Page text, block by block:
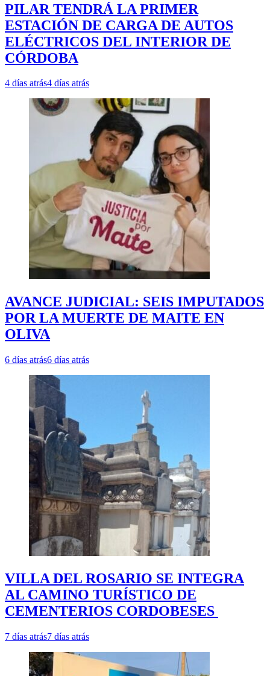
PILAR TENDRÁ LA PRIMER
ESTACIÓN DE CARGA DE AUTOS
ELÉCTRICOS DEL INTERIOR DE
CÓRDOBA
4 días atrás4 días atrás
AVANCE JUDICIAL: SEIS IMPUTADOS
POR LA MUERTE DE MAITE EN
OLIVA
6 días atrás6 días atrás
VILLA DEL ROSARIO SE INTEGRA
AL CAMINO TURÍSTICO DE
CEMENTERIOS CORDOBESES
7 días atrás7 días atrás